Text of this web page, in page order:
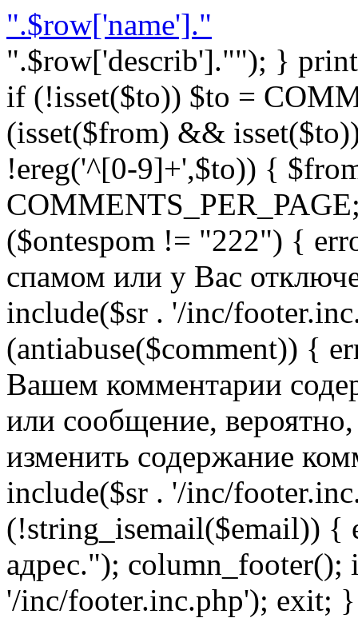
".$row['name']."
".$row['describ'].""); }
if (!isset($to)) $to =
(isset($from) &&
!ereg('^[0-9]+',$to)) {
($ontespom != "222") {
спамом или у Вас
include($sr . '/inc/
(antiabuse($comment)) {
Вашем комментарии
или сообщение,
изменить содержание
include($sr . '/inc/
(!string_isemail($email)) {
адрес."); column_footer();
'/inc/footer.inc.php'); exit;